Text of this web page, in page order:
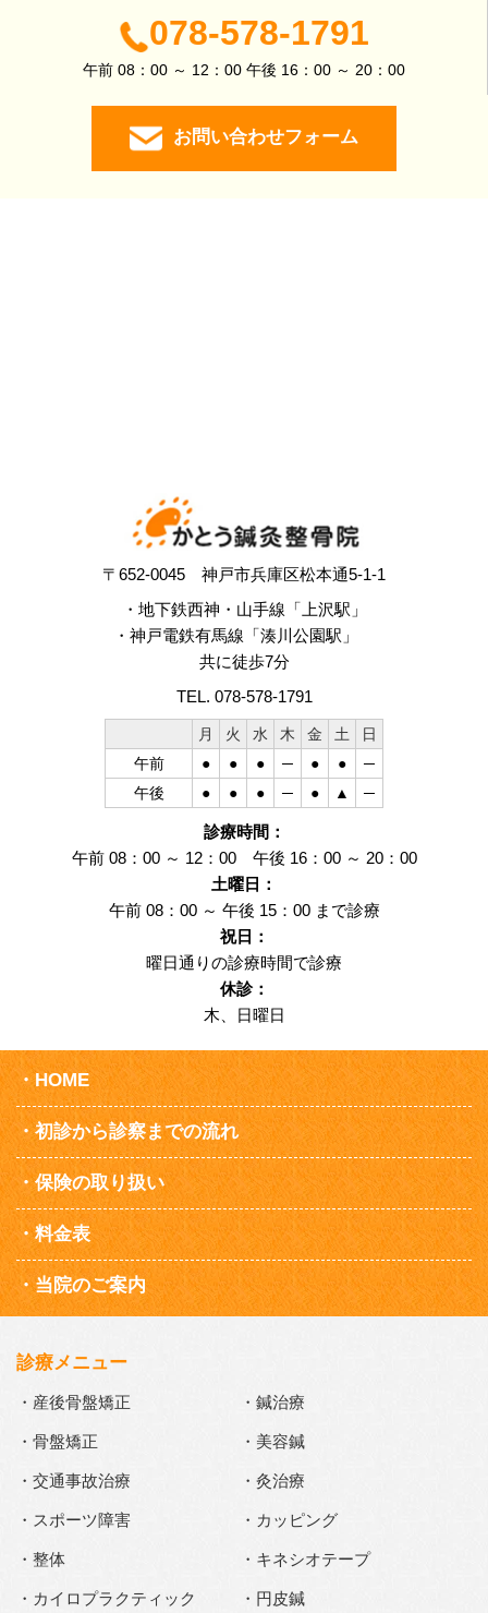
078-578-1791
午前 08：00 ～ 12：00 午後 16：00 ～ 20：00
お問い合わせフォーム
〒652-0045 神戸市兵庫区松本通5-1-1
・地下鉄西神・山手線「上沢駅」
・神戸電鉄有馬線「湊川公園駅」
共に徒歩7分
TEL. 078-578-1791
月 火 水 木 金 土
日
午前
● ● ● ─ ● ●
─
午後
● ● ● ─ ● ▲ ─
診療時間：
午前 08：00 ～ 12：00 午後 16：00 ～ 20：00
土曜日：
午前 08：00 ～ 午後 15：00 まで診療
祝日：
曜日通りの診療時間で診療
休診：
木、日曜日
HOME
初診から診察までの流れ
保険の取り扱い
料金表
当院のご案内
診療メニュー
・産後骨盤矯正
・骨盤矯正
・交通事故治療
・スポーツ障害
・整体
・カイロプラクティック
・鍼治療
・美容鍼
・灸治療
・カッピング
・キネシオテープ
・円皮鍼